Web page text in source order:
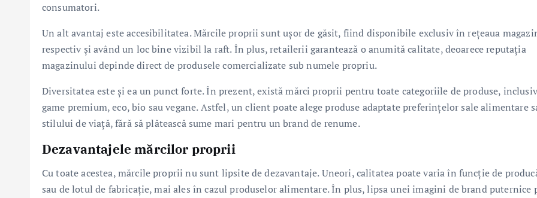
consumatori.
Un alt avantaj este accesibilitatea. Mărcile proprii sunt ușor de găsit, fiind disponibile exclusiv în rețeaua
respectiv și având un loc bine vizibil la raft. În plus, retailerii garantează o anumită calitate, deoarece reputația
magazinului depinde direct de produsele comercializate sub numele propriu.
Diversitatea este și ea un punct forte. În prezent, există mărci proprii pentru toate categoriile de produse, inclusiv
game premium, eco, bio sau vegane. Astfel, un client poate alege produse adaptate preferințelor sale alimentare
stilului de viață, fără să plătească sume mari pentru un brand de renume.
Dezavantajele mărcilor proprii
Cu toate acestea, mărcile proprii nu sunt lipsite de dezavantaje. Uneori, calitatea poate varia în funcție de
sau de lotul de fabricație, mai ales în cazul produselor alimentare. În plus, lipsa unei imagini de brand puternice